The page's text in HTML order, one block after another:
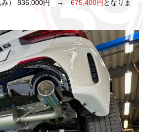
み） 836,000円 → 675,400円となりま